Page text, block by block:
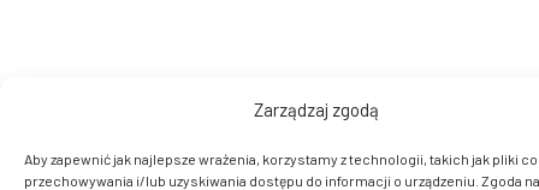
Zarządzaj zgodą
Aby zapewnić jak najlepsze wrażenia, korzystamy z technologii, takich jak pliki
przechowywania i/lub uzyskiwania dostępu do informacji o urządzeniu. Zgoda